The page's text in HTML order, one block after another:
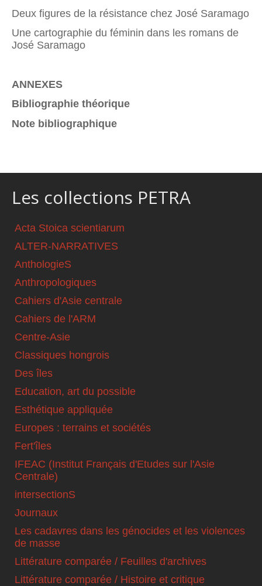
Deux figures de la résistance chez José Saramago
Une cartographie du féminin dans les romans de
José Saramago
ANNEXES
Bibliographie théorique
Note bibliographique
Les collections PETRA
Acta Stoica scientiarum
ALTER-NARRATIVES
AnthologieS
Anthropologiques
Cahiers d'Asie centrale
Cahiers de l'ARM
Centre-Asie
Classiques hongrois
Des îles
Education, art du possible
Esthétique appliquée
Europes : terrains et sociétés
Fert'îles
IFEAC (Institut Français d'Etudes sur l'Asie
Centrale)
intersectionS
Journaux
Les cadavres dans les génocides et les violences
de masse
Littérature comparée / Feuilles d'archives
Littérature comparée / Histoire et critique